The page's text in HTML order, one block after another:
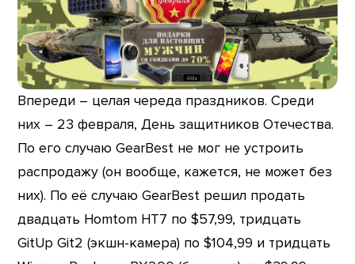
Впереди – целая череда праздников. Среди
них – 23 февраля, День защитников Отечества.
По его случаю GearBest не мог не устроить
распродажу (он вообще, кажется, не может без
них). По её случаю GearBest решил продать
двадцать Homtom HT7 по $57,99, тридцать
GitUp Git2 (экшн-камера) по $104,99 и тридцать